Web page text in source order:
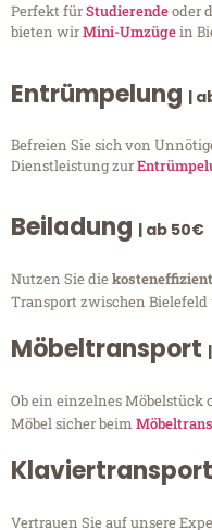
Perfekt fürStudierendeoder
bieten wirMini-Umzügein
Entrümpelung |
Befreien Sie sich von
Dienstleistung zur
Beiladung | ab 50€
Nutzen Sie die
Transport zwischen Bielefeld
Möbeltransport
Ob ein einzelnes Möbelstück
Möbel sicher beim
Klaviertransport
Vertrauen Sie auf unsere